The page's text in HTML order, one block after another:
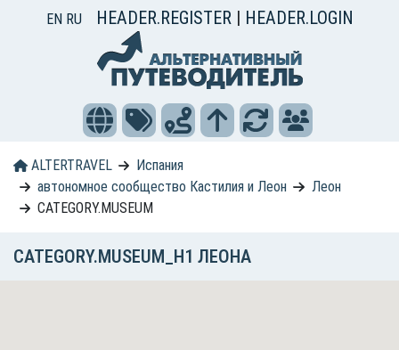
EN RU HEADER.REGISTER | HEADER.LOGIN
ALTERTRAVEL
Испания
автономное сообщество Кастилия и Леон
Леон
CATEGORY.MUSEUM
CATEGORY.MUSEUM_H1 ЛЕОНА